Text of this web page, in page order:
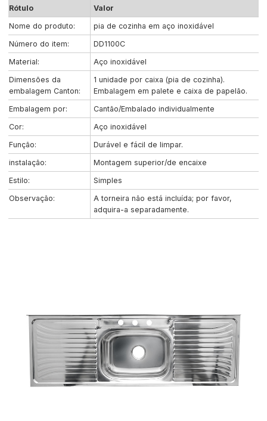
Rótulo
Valor
Nome do produto:
pia de cozinha em aço inoxidável
Número do item:
DD1100C
Material:
Aço inoxidável
Dimensões da
embalagem Canton:
1 unidade por caixa (pia de cozinha).
Embalagem em palete e caixa de papelão.
Embalagem por:
Cantão/Embalado individualmente
Cor:
Aço inoxidável
Função:
Durável e fácil de limpar.
instalação:
Montagem superior/de encaixe
Estilo:
Simples
Observação:
A torneira não está incluída; por favor,
adquira-a separadamente.